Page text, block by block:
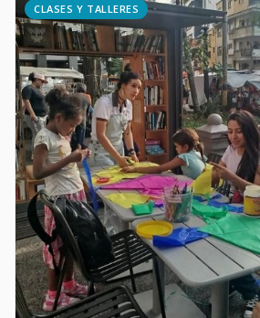
CLASES Y TALLERES